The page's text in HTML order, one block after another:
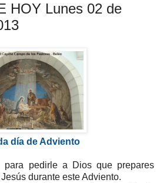
HOY Lunes 02 de
día de Adviento
para pedirle a Dios que prepares
durante este Adviento.